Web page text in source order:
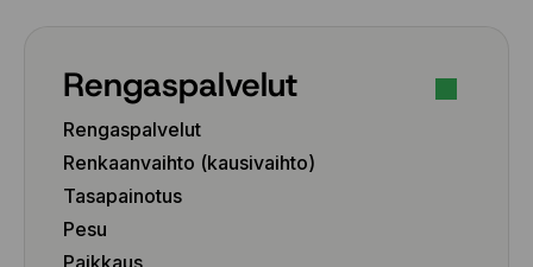
Rengaspalvelut
Rengaspalvelut
Renkaanvaihto (kausivaihto)
Tasapainotus
Pesu
Paikkaus